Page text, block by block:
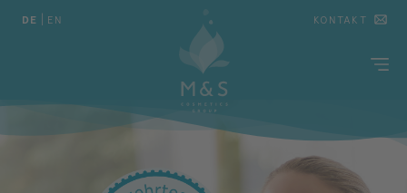
DE EN KONTAKT